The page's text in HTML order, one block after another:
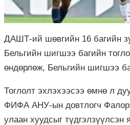
ДАШТ-ий шөвгийн 16 багийн
Бельгийн шигшээ багийн
өндөрлөж, Бельгийн шигшээ
Тоглолт эхлэхээсээ өмнө л
ФИФА АНУ-ын довтлогч
улаан хуудсыг түдгэлзүүлсэн